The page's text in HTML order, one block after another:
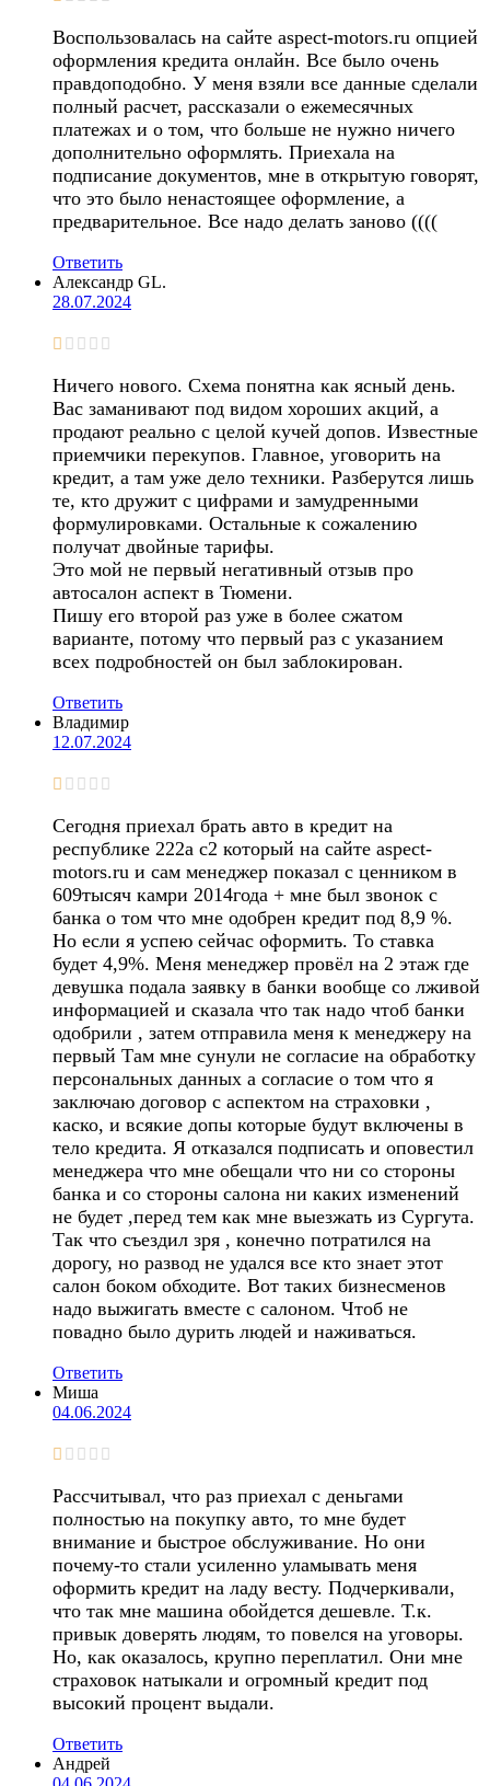
Воспользовалась на сайте aspect-motors.ru опцией
оформления кредита онлайн. Все было очень
правдоподобно. У меня взяли все данные сделали
полный расчет, рассказали о ежемесячных
платежах и о том, что больше не нужно ничего
дополнительно оформлять. Приехала на
подписание документов, мне в открытую говорят,
что это было ненастоящее оформление, а
предварительное. Все надо делать заново ((((
Ответить
Александр GL.
28.07.2024
Ничего нового. Схема понятна как ясный день.
Вас заманивают под видом хороших акций, а
продают реально с целой кучей допов. Известные
приемчики перекупов. Главное, уговорить на
кредит, а там уже дело техники. Разберутся лишь
те, кто дружит с цифрами и замудренными
формулировками. Остальные к сожалению
получат двойные тарифы.
Это мой не первый негативный отзыв про
автосалон аспект в Тюмени.
Пишу его второй раз уже в более сжатом
варианте, потому что первый раз с указанием
всех подробностей он был заблокирован.
Ответить
Владимир
12.07.2024
Сегодня приехал брать авто в кредит на
республике 222а с2 который на сайте aspect-
motors.ru и сам менеджер показал с ценником в
609тысяч камри 2014года + мне был звонок с
банка о том что мне одобрен кредит под 8,9 %.
Но если я успею сейчас оформить. То ставка
будет 4,9%. Меня менеджер провёл на 2 этаж где
девушка подала заявку в банки вообще со лживой
информацией и сказала что так надо чтоб банки
одобрили , затем отправила меня к менеджеру на
первый Там мне сунули не согласие на обработку
персональных данных а согласие о том что я
заключаю договор с аспектом на страховки ,
каско, и всякие допы которые будут включены в
тело кредита. Я отказался подписать и оповестил
менеджера что мне обещали что ни со стороны
банка и со стороны салона ни каких изменений
не будет ,перед тем как мне выезжать из Сургута.
Так что съездил зря , конечно потратился на
дорогу, но развод не удался все кто знает этот
салон боком обходите. Вот таких бизнесменов
надо выжигать вместе с салоном. Чтоб не
повадно было дурить людей и наживаться.
Ответить
Миша
04.06.2024
Рассчитывал, что раз приехал с деньгами
полностью на покупку авто, то мне будет
внимание и быстрое обслуживание. Но они
почему-то стали усиленно уламывать меня
оформить кредит на ладу весту. Подчеркивали,
что так мне машина обойдется дешевле. Т.к.
привык доверять людям, то повелся на уговоры.
Но, как оказалось, крупно переплатил. Они мне
страховок натыкали и огромный кредит под
высокий процент выдали.
Ответить
Андрей